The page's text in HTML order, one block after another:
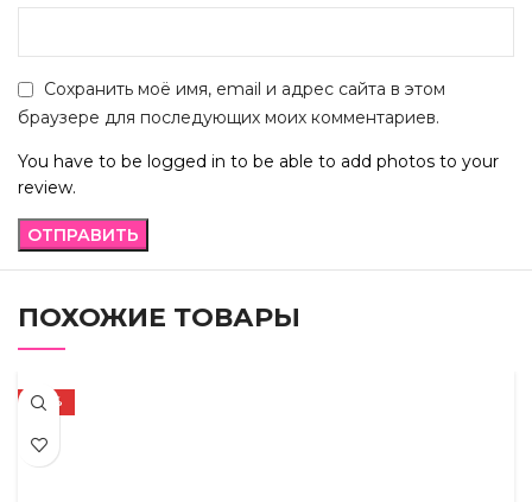
Сохранить моё имя, email и адрес сайта в этом
браузере для последующих моих комментариев.
You have to be logged in to be able to add photos to your
review.
ПОХОЖИЕ ТОВАРЫ
-50%